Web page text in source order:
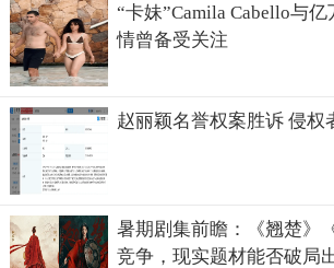
“卡妹”Camila Cabello与
情曾备受关注
赵丽颖名誉权案胜诉 侵权
暑期剧集前瞻：《翘楚》
竞争，现实题材能否破局